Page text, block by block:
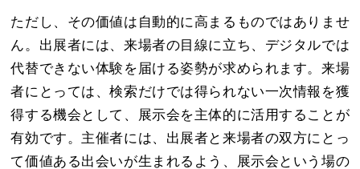
ただし、その価値は自動的に高まるものではありませ
ん。出展者には、来場者の目線に立ち、デジタルでは
代替できない体験を届ける姿勢が求められます。来場
者にとっては、検索だけでは得られない一次情報を獲
得する機会として、展示会を主体的に活用することが
有効です。主催者には、出展者と来場者の双方にとっ
て価値ある出会いが生まれるよう、展示会という場の